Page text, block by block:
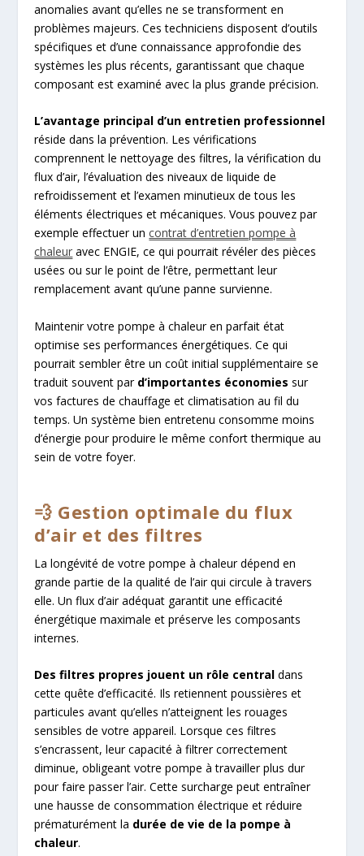
anomalies avant qu’elles ne se transforment en
problèmes majeurs. Ces techniciens disposent d’outils
spécifiques et d’une connaissance approfondie des
systèmes les plus récents, garantissant que chaque
composant est examiné avec la plus grande précision.
L’avantage principal d’un entretien professionnel
réside dans la prévention. Les vérifications
comprennent le nettoyage des filtres, la vérification du
flux d’air, l’évaluation des niveaux de liquide de
refroidissement et l’examen minutieux de tous les
éléments électriques et mécaniques. Vous pouvez par
exemple effectuer uncontrat d’entretien pompe à
chaleur avec ENGIE, ce qui pourrait révéler des pièces
usées ou sur le point de l’être, permettant leur
remplacement avant qu’une panne survienne.
Maintenir votre pompe à chaleur en parfait état
optimise ses performances énergétiques. Ce qui
pourrait sembler être un coût initial supplémentaire se
traduit souvent par d’importantes économies sur
vos factures de chauffage et climatisation au fil du
temps. Un système bien entretenu consomme moins
d’énergie pour produire le même confort thermique au
sein de votre foyer.
💨 Gestion optimale du flux
d’air et des filtres
La longévité de votre pompe à chaleur dépend en
grande partie de la qualité de l’air qui circule à travers
elle. Un flux d’air adéquat garantit une efficacité
énergétique maximale et préserve les composants
internes.
Des filtres propres jouent un rôle central dans
cette quête d’efficacité. Ils retiennent poussières et
particules avant qu’elles n’atteignent les rouages
sensibles de votre appareil. Lorsque ces filtres
s’encrassent, leur capacité à filtrer correctement
diminue, obligeant votre pompe à travailler plus dur
pour faire passer l’air. Cette surcharge peut entraîner
une hausse de consommation électrique et réduire
prématurément la durée de vie de la pompe à
chaleur.